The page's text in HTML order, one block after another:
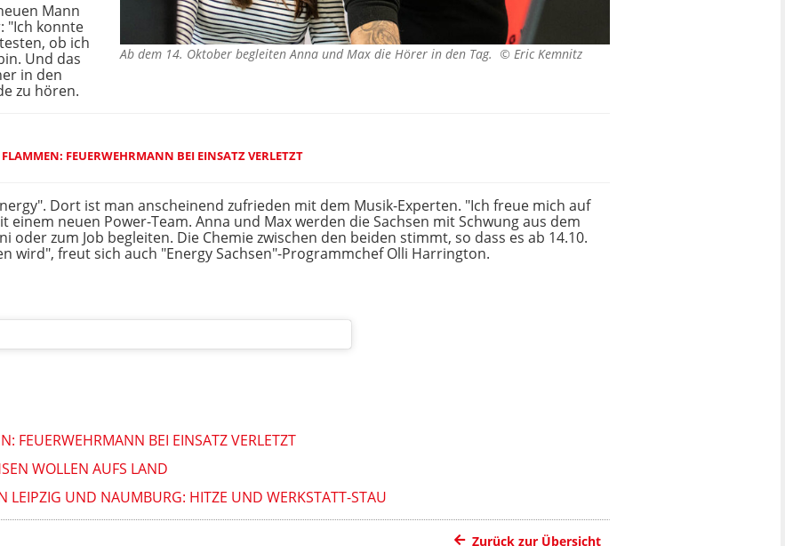
Ab dem 14. Oktober begleiten Anna und Max die Hörer in den Tag. © Eric Kemnitz
Mann
"Ich konnte
ob ich
Und das
in den
zu hören.
FEUERWEHRMANN BEI EINSATZ VERLETZT
Dort ist man anscheinend zufrieden mit dem Musik-Experten. "Ich freue mich auf
neuen Power-Team. Anna und Max werden die Sachsen mit Schwung aus dem
oder zum Job begleiten. Die Chemie zwischen den beiden stimmt, so dass es ab 14.10.
wird", freut sich auch "Energy Sachsen"-Programmchef Olli Harrington.
FEUERWEHRMANN BEI EINSATZ VERLETZT
WOLLEN AUFS LAND
LEIPZIG UND NAUMBURG: HITZE UND WERKSTATT-STAU
Zurück zur Übersicht